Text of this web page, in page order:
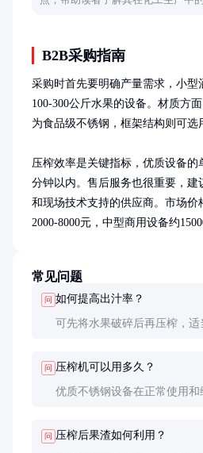
B2B采购指南
采购时首先要明确产量需求，小型
100-300公斤水果的设备。材质方
为食品级不锈钢，框架结构则可选
压榨效率是关键指标，优质设备的
分钟以内。售后服务也很重要，建
和现场技术支持的供应商。市场价
2000-8000元，中型商用设备约
常见问题
问 如何提高出汁率？
可先将水果破碎后再压榨，
问 压榨机可以用多久？
优质不锈钢设备在正常使用和
问 压榨后果渣如何利用？